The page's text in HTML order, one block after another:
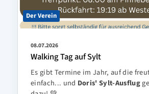
Der Verein
08.07.2026
Walking Tag auf Sylt
Es gibt Termine im Jahr, auf die
einfach... und Doris' Sylt-Ausflug